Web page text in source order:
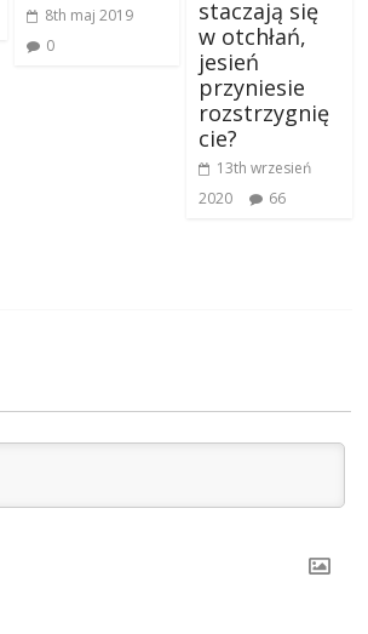
8th maj 2019
0
staczają się
w otchłań,
jesień
przyniesie
rozstrzygnię
cie?
13th wrzesień
2020
66